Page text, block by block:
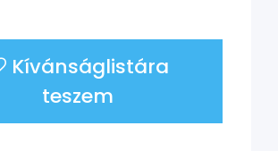
Kívánságlistára
teszem